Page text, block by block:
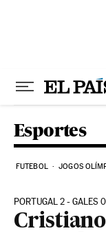
Esportes
FUTEBOL JOGOS
PORTUGAL 2 - GALES 0